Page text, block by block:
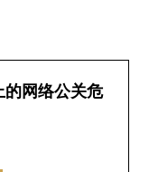
网络公关危